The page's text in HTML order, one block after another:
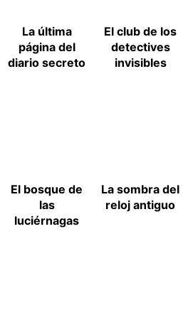
La última
página del
diario secreto
El club de los
detectives
invisibles
El bosque de
las
luciérnagas
La sombra del
reloj antiguo